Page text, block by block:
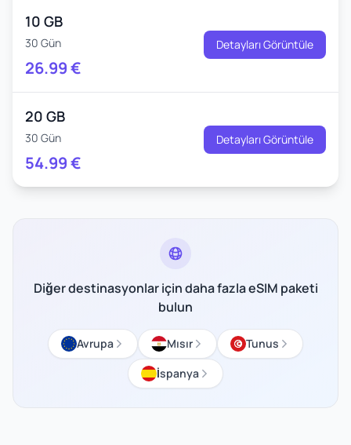
10 GB
30 Gün
26.99€
Detayları Görüntüle
20 GB
30 Gün
54.99€
Detayları Görüntüle
Diğer destinasyonlar için daha fazla eSIM paketi
bulun
Avrupa Mısır
Tunus
İspanya